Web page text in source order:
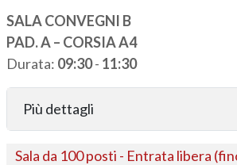
SALA CONVEGNI B
PAD. A – CORSIA A4
Durata: 09:30- 11:30
Più dettagli
Sala da 100 posti - Entrata libera